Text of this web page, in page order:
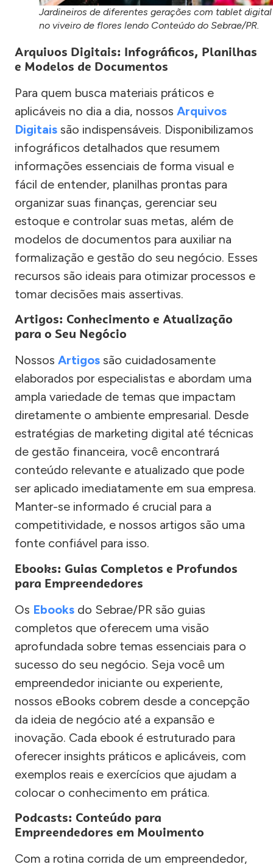
Jardineiros de diferentes gerações com tablet digital
no viveiro de flores lendo Conteúdo do Sebrae/PR.
Arquivos Digitais: Infográficos, Planilhas
e Modelos de Documentos
Para quem busca materiais práticos e
aplicáveis no dia a dia, nossos Arquivos
Digitais são indispensáveis. Disponibilizamos
infográficos detalhados que resumem
informações essenciais de forma visual e
fácil de entender, planilhas prontas para
organizar suas finanças, gerenciar seu
estoque e controlar suas metas, além de
modelos de documentos para auxiliar na
formalização e gestão do seu negócio. Esses
recursos são ideais para otimizar processos e
tomar decisões mais assertivas.
Artigos: Conhecimento e Atualização
para o Seu Negócio
Nossos Artigos são cuidadosamente
elaborados por especialistas e abordam uma
ampla variedade de temas que impactam
diretamente o ambiente empresarial. Desde
estratégias de marketing digital até técnicas
de gestão financeira, você encontrará
conteúdo relevante e atualizado que pode
ser aplicado imediatamente em sua empresa.
Manter-se informado é crucial para a
competitividade, e nossos artigos são uma
fonte confiável para isso.
Ebooks: Guias Completos e Profundos
para Empreendedores
Os Ebooks do Sebrae/PR são guias
completos que oferecem uma visão
aprofundada sobre temas essenciais para o
sucesso do seu negócio. Seja você um
empreendedor iniciante ou experiente,
nossos eBooks cobrem desde a concepção
da ideia de negócio até a expansão e
inovação. Cada ebook é estruturado para
oferecer insights práticos e aplicáveis, com
exemplos reais e exercícios que ajudam a
colocar o conhecimento em prática.
Podcasts: Conteúdo para
Empreendedores em Movimento
Com a rotina corrida de um empreendedor,